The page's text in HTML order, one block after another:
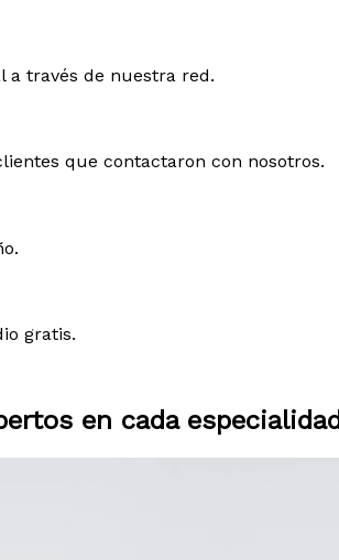
a través de nuestra red.
que contactaron con nosotros.
gratis.
en cada especialidad